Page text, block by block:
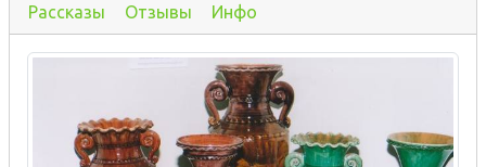
Рассказы Отзывы Инфо